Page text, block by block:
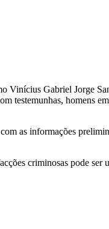
Vinícius Gabriel Jorge
testemunhas, homens
as informações
criminosas pode ser